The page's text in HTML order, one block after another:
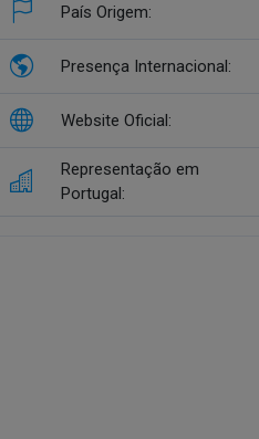
País Origem:
Presença Internacional:
Website Oficial:
Representação em
Portugal: